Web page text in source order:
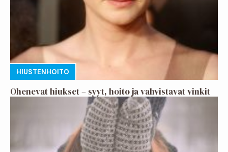
HIUSTENHOITO
Ohenevat hiukset – syyt, hoito ja vahvistavat vinkit